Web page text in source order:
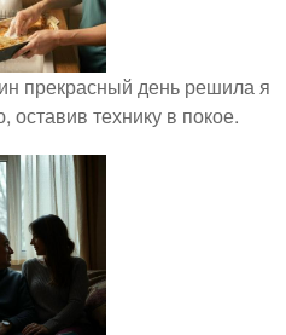
прекрасный день решила я
оставив технику в покое.